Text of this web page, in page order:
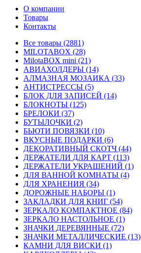
О компании
Товары
Контакты
Все товары (2881)
MILOTABOX (28)
MilotaBOX mini (21)
АВИАХОЛДЕРЫ (14)
АЛМАЗНАЯ МОЗАИКА (33)
АНТИСТРЕССЫ (5)
БЛОК ДЛЯ ЗАПИСЕЙ (14)
БЛОКНОТЫ (125)
БРЕЛОКИ (37)
БУТЫЛОЧКИ (2)
БЬЮТИ ПОВЯЗКИ (10)
ВКУСНЫЕ ПОДАРКИ (6)
ДЕКОРАТИВНЫЙ СКОТЧ (44)
ДЕРЖАТЕЛИ ДЛЯ КАРТ (113)
ДЕРЖАТЕЛИ УКРАШЕНИЙ (1)
ДЛЯ ВАННОЙ КОМНАТЫ (4)
ДЛЯ ХРАНЕНИЯ (34)
ДОРОЖНЫЕ НАБОРЫ (1)
ЗАКЛАДКИ ДЛЯ КНИГ (54)
ЗЕРКАЛО КОМПАКТНОЕ (84)
ЗЕРКАЛО НАСТОЛЬНОЕ (1)
ЗНАЧКИ ДЕРЕВЯННЫЕ (72)
ЗНАЧКИ МЕТАЛЛИЧЕСКИЕ (13)
КАМНИ ДЛЯ ВИСКИ (1)